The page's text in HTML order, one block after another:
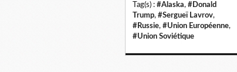
Tag(s) : #Alaska, #Donald
Trump, #Sergueï Lavrov,
#Russie, #Union Européenne,
#Union Soviétique